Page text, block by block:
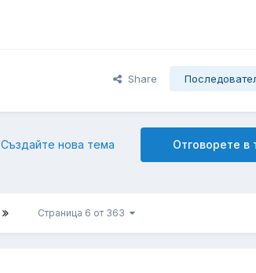
Share
Отговорете в
Създайте нова тема
Страница 6 от 363